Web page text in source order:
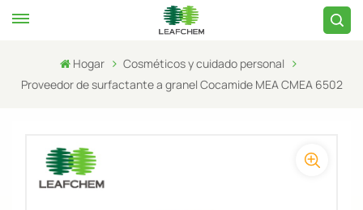
Hogar
Cosméticos y cuidado personal
Proveedor de surfactante a granel Cocamide MEA CMEA 6502